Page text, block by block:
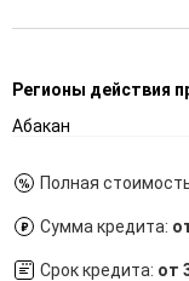
Регионы действия
Абакан
Полная
Сумма кредита:
Срок кредита: от